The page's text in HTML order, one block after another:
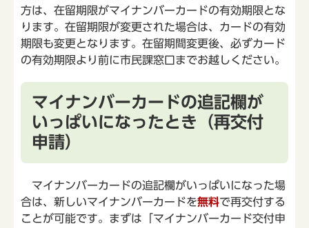
方は、在留期限がマイナンバーカードの有効期限とな
ります。在留期限が変更された場合は、カードの有効
期限も変更となります。在留期間変更後、必ずカード
の有効期限より前に市民課窓口までお越しください。
マイナンバーカードの追記欄が
いっぱいになったとき（再交付
申請）
マイナンバーカードの追記欄がいっぱいになった場
合は、新しいマイナンバーカードを無料で再交付する
ことが可能です。まずは「マイナンバーカード交付申